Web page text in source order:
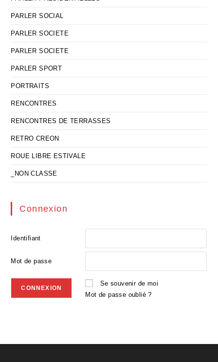
PARLER SOCIAL
PARLER SOCIETE
PARLER SOCIETE
PARLER SPORT
PORTRAITS
RENCONTRES
RENCONTRES DE TERRASSES
RETRO CREON
ROUE LIBRE ESTIVALE
_NON CLASSE
Connexion
Identifiant
Mot de passe
Se souvenir de moi
Mot de passe oublié ?